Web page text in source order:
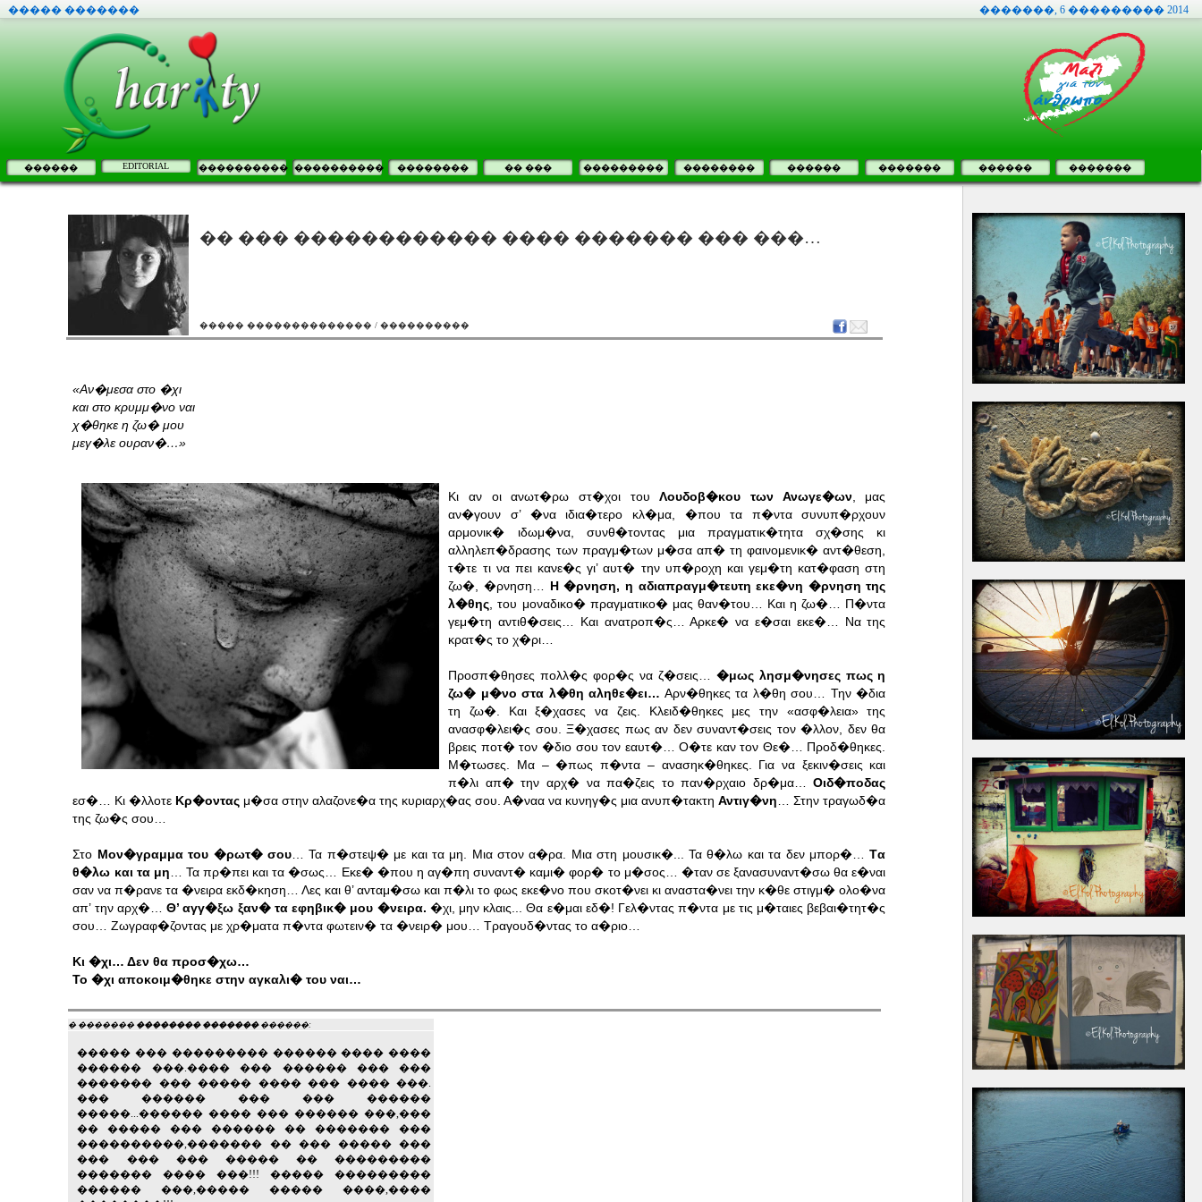
����� ������� �������, 6 ��������� 2014
������ EDITORIAL ���������� ���������� �������� �� ��� ��������� �������� ������ ������� ������ �������
�� ��� ������������ ���� ������� ��� ���…
����� �������������� / ����������
«Αν�μεσα στο �χι
και στο κρυμμ�νο ναι
χ�θηκε η ζω� μου
μεγ�λε ουραν�…»
Κι αν οι ανωτ�ρω στ�χοι τουΛουδοβ�κου των Ανωγε�ων, μας
αν�γουν σ’ �να ιδια�τερο κλ�μα, �που τα π�ντα συνυπ�ρχουν
αρμονικ� ιδωμ�να, συνθ�τοντας μια πραγματικ�τητα σχ�σης κι
αλληλεπ�δρασης των πραγμ�των μ�σα απ� τη φαινομενικ� αντ�θεση,
τ�τε τι να πει κανε�ς γι’ αυτ� την υπ�ροχη και γεμ�τη κατ�φαση στη
ζω�, �ρνηση… Η �ρνηση, η αδιαπραγμ�τευτη εκε�νη �ρνηση της
λ�θης , του μοναδικο� πραγματικο� μας θαν�του… Και η ζω�… Π�ντα
γεμ�τη αντιθ�σεις… Και ανατροπ�ς… Αρκε� να ε�σαι εκε�… Να της
κρατ�ς το χ�ρι…
Προσπ�θησες πολλ�ς φορ�ς να ζ�σεις… �μως λησμ�νησες πως η
ζω� μ�νο στα λ�θη αληθε�ει… Αρν�θηκες τα λ�θη σου… Την �δια
τη ζω�. Και ξ�χασες να ζεις. Κλειδ�θηκες μες την «ασφ�λεια» της
ανασφ�λει�ς σου. Ξ�χασες πως αν δεν συναντ�σεις τον �λλον, δεν θα
βρεις ποτ� τον �διο σου τον εαυτ�… Ο�τε καν τον Θε�… Προδ�θηκες.
Μ�τωσες. Μα – �πως π�ντα – ανασηκ�θηκες. Για να ξεκιν�σεις και
π�λι απ� την αρχ� να πα�ζεις το παν�ρχαιο δρ�μα…Οιδ�ποδας
εσ�… Κι �λλοτε Κρ�οντας μ�σα στην αλαζονε�α της κυριαρχ�ας σου. Α�ναα να κυνηγ�ς μια ανυπ�τακτηΑντιγ�νη … Στην τραγωδ�α
της ζω�ς σου…
Στο Μον�γραμμα του �ρωτ� σου… Τα π�στεψ� με και τα μη. Μια στον α�ρα. Mια στη μουσικ�... Τα θ�λω και τα δεν μπορ�…Tα
θ�λω και τα μη … Τα πρ�πει και τα �σως… Εκε� �που η αγ�πη συναντ� καμι� φορ� το μ�σος… �ταν σε ξανασυναντ�σω θα ε�ναι
σαν να π�ρανε τα �νειρα εκδ�κηση… Λες και θ’ ανταμ�σω και π�λι το φως εκε�νο που σκοτ�νει κι αναστα�νει την κ�θε στιγμ� ολο�να
απ’ την αρχ�…Θ’ αγγ�ξω ξαν� τα εφηβικ� μου �νειρα. �χι, μην κλαις... Θα ε�μαι εδ�! Γελ�ντας π�ντα με τις μ�ταιες βεβαι�τητ�ς
σου… Ζωγραφ�ζοντας με χρ�ματα π�ντα φωτειν� τα �νειρ� μου… Τραγουδ�ντας το α�ριο…
Κι �χι… Δεν θα προσ�χω…
Το �χι αποκοιμ�θηκε στην αγκαλι� του ναι…
� ������� �������� �������������:
����� ��� ��������� ������ ���� ����
������ ���.���� ��� ������ ��� ���
������� ��� ����� ���� ��� ���� ���.
��� ������ ��� ��� ������
�����...������ ���� ��� ������ ���,���
�� ����� ��� ������ �� ������� ���
����������,������� �� ��� ����� ���
��� ��� ��� ����� �� ���������
������� ���� ���!!! ����� ���������
������ ���,����� ����� ����,����